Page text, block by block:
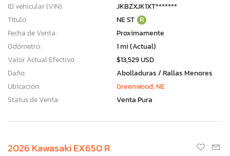
ID vehicular (VIN):
JKBZXJK1XT*******
Título:
NE ST R
Fecha de Venta:
Proximamente
Odómetro:
1 mi (Actual)
Valor Actual Efectivo:
$13,529 USD
Daño:
Abolladuras / Rallas Menores
Ubicación:
Greenwood, NE
Status de Venta:
Venta Pura
2026 Kawasaki EX650 R